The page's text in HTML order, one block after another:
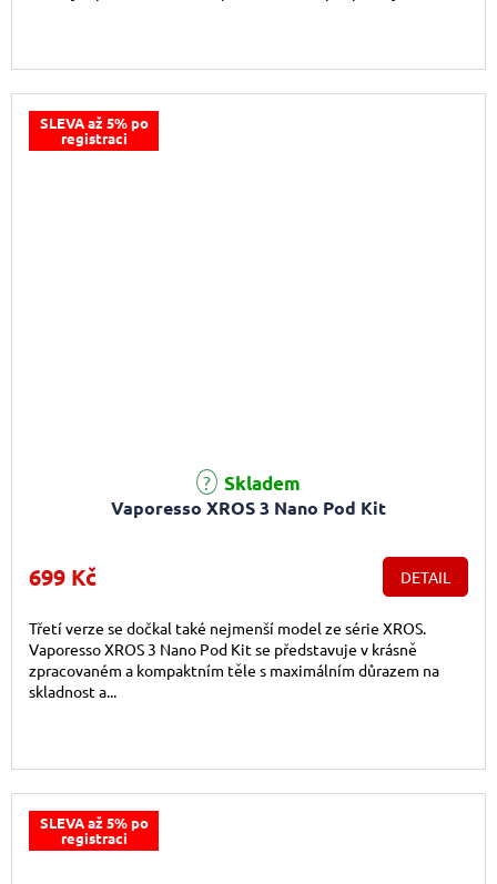
SLEVA až 5% po
registraci
Vaporesso XROS 3 Nano Pod Kit
Skladem
699 Kč DETAIL
Třetí verze se dočkal také nejmenší model ze série XROS.
Vaporesso XROS 3 Nano Pod Kit se představuje v krásně
zpracovaném a kompaktním těle s maximálním důrazem na
skladnost a...
SLEVA až 5% po
registraci